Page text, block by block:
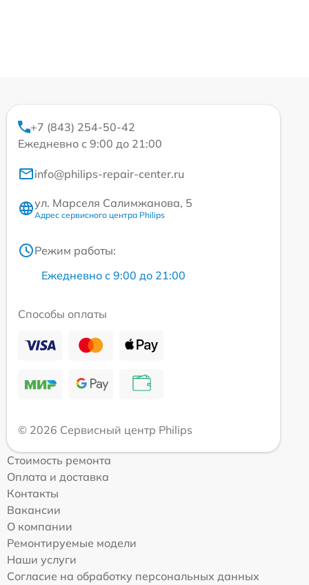
+7 (843) 254-50-42
Ежедневно с 9:00 до 21:00
info@philips-repair-center.ru
ул. Марселя Салимжанова, 5
Адрес сервисного центра Philips
Режим работы:
Ежедневно с 9:00 до 21:00
Способы оплаты
© 2026 Сервисный центр Philips
Стоимость ремонта
Оплата и доставка
Контакты
Вакансии
О компании
Ремонтируемые модели
Наши услуги
Согласие на обработку персональных данных